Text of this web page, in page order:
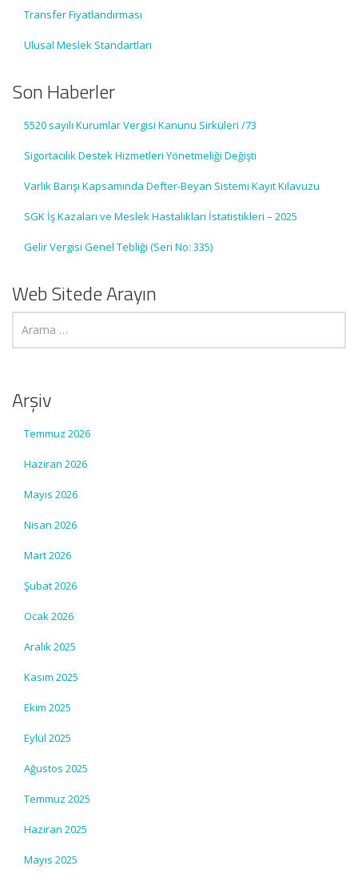
Transfer Fiyatlandırması
Ulusal Meslek Standartları
Son Haberler
5520 sayılı Kurumlar Vergisi Kanunu Sirküleri /73
Sigortacılık Destek Hizmetleri Yönetmeliği Değişti
Varlık Barışı Kapsamında Defter-Beyan Sistemi Kayıt Kılavuzu
SGK İş Kazaları ve Meslek Hastalıkları İstatistikleri – 2025
Gelir Vergisi Genel Tebliği (Seri No: 335)
Web Sitede Arayın
Arşiv
Temmuz 2026
Haziran 2026
Mayıs 2026
Nisan 2026
Mart 2026
Şubat 2026
Ocak 2026
Aralık 2025
Kasım 2025
Ekim 2025
Eylül 2025
Ağustos 2025
Temmuz 2025
Haziran 2025
Mayıs 2025